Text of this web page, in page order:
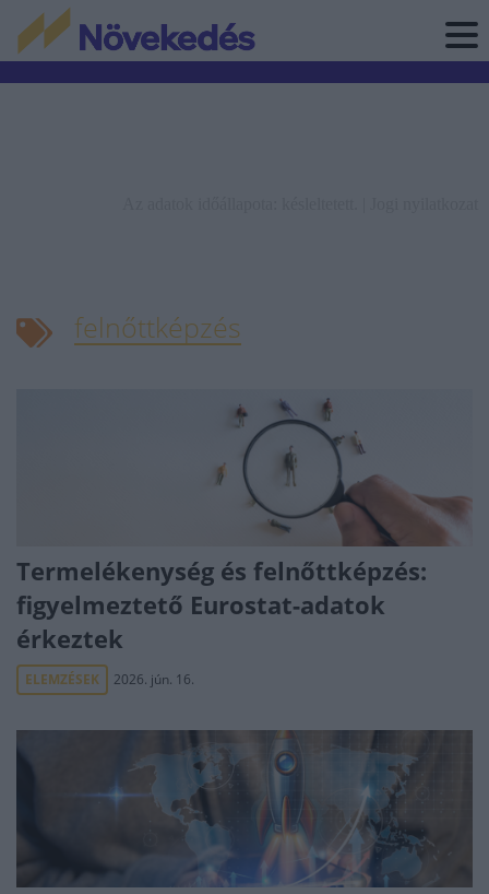
felnőttképzés
Termelékenység és felnőttképzés:
figyelmeztető Eurostat-adatok
érkeztek
ELEMZÉSEK 2026. jún. 16.